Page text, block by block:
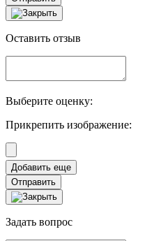
Оставить отзыв
Выберите оценку:
Прикрепить изображение:
Отправить
Задать вопрос